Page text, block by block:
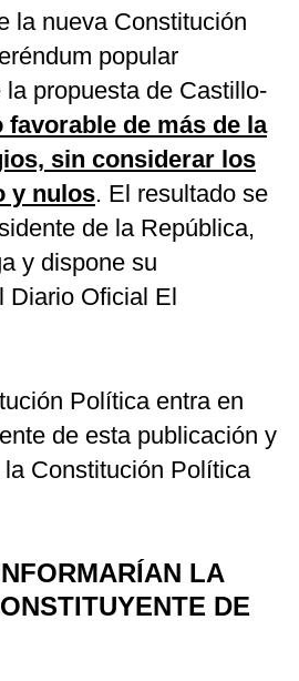
la nueva Constitución
popular
propuesta de Castillo-
de más de la
sin considerar los
y nulos. El resultado se
de la República,
y dispone su
Diario Oficial El
Política entra en
de esta publicación y
Constitución Política
LA
DE